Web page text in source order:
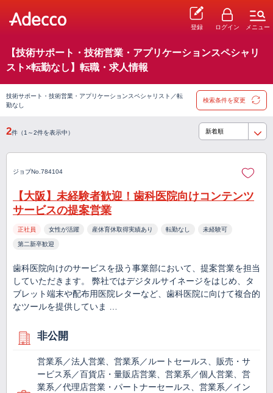
登録 ログイン メニュー
【技術サポート・技術営業・アプリケーションスペシャリ
スト×転勤なし】転職・求人情報
技術サポート・技術営業・アプリケーションスペシャリスト／転
勤なし
検索条件を変更
2件（1～2件を表示中）
ジョブNo.784104
【大阪】未経験者歓迎！歯科医院向けコンテンツ
サービスの提案営業
正社員 女性が活躍 産休育休取得実績あり 転勤なし 未経験可
第二新卒歓迎
歯科医院向けのサービスを扱う事業部において、提案営業を担当
していただきます。 弊社ではデジタルサイネージをはじめ、タ
ブレット端末や配布用医院レターなど、歯科医院に向けて複合的
なツールを提供していま …
非公開
営業系／法人営業、営業系／ルートセールス、販売・サ
ービス系／百貨店・量販店営業、営業系／個人営業、営
業系／代理店営業・パートナーセールス、営業系／イン